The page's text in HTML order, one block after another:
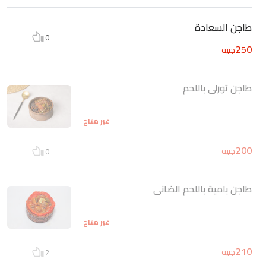
طاجن السعادة
250جنيه
0
طاجن تورلى باللحم
غير متاح
200جنيه 0
طاجن بامية باللحم الضانى
غير متاح
210جنيه 2